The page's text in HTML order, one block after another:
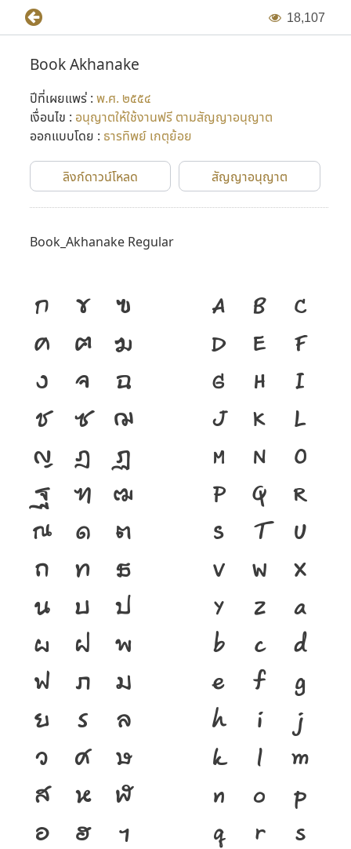
18,107
Book Akhanake
ปีที่เผยแพร่ : พ.ศ. ๒๕๕๔
เงื่อนไข : อนุญาตให้ใช้งานฟรี ตามสัญญาอนุญาต
ออกแบบโดย : ธารทิพย์ เกตุย้อย
ลิงก์ดาวน์โหลด สัญญาอนุญาต
Book_Akhanake Regular
ก ข
ฃ
ค
ฅ
ฆ
ง
จ
ฉ
ช
ซ
ฌ
ญ
ฎ
ฏ
ฐ
ฑ
ฒ
ณ
ด
ต
ถ
ท
ธ
น
บ
ป
ผ
ฝ
พ
ฟ
ภ
ม
ย
ร
ล
ว
ศ
ษ
ส
ห
ฬ
อ
ฮ
ฯ
A B
C
D
E
F
G
H
I
J
K
L
M
N
O
P
Q
R
S
T
U
V
W
X
Y
Z
a
b
c
d
e
f
g
h
i
j
k
l
m
n
o
p
q
r
s